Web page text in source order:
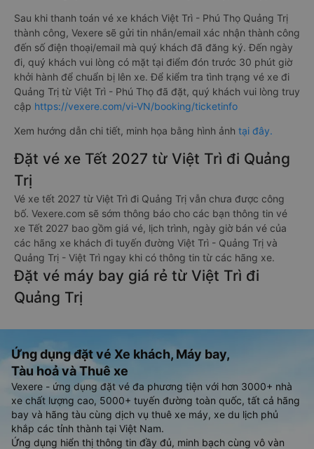
Sau khi thanh toán vé xe khách Việt Trì - Phú Thọ Quảng Trị
thành công, Vexere sẽ gửi tin nhắn/email xác nhận thành công
đến số điện thoại/email mà quý khách đã đăng ký. Đến ngày
đi, quý khách vui lòng có mặt tại điểm đón trước 30 phút giờ
khởi hành để chuẩn bị lên xe. Để kiểm tra tình trạng vé xe đi
Quảng Trị từ Việt Trì - Phú Thọ đã đặt, quý khách vui lòng truy
cập https://vexere.com/vi-VN/booking/ticketinfo
Xem hướng dẫn chi tiết, minh họa bằng hình ảnh tại đây.
Đặt vé xe Tết 2027 từ Việt Trì đi Quảng
Trị
Vé xe tết 2027 từ Việt Trì đi Quảng Trị vẫn chưa được công
bố. Vexere.com sẽ sớm thông báo cho các bạn thông tin vé
xe Tết 2027 bao gồm giá vé, lịch trình, ngày giờ bán vé của
các hãng xe khách đi tuyến đường Việt Trì - Quảng Trị và
Quảng Trị - Việt Trì ngay khi có thông tin từ các hãng xe.
Đặt vé máy bay giá rẻ từ Việt Trì đi
Quảng Trị
Ứng dụng đặt vé Xe khách, Máy bay,
Tàu hoả và Thuê xe
Vexere - ứng dụng đặt vé đa phương tiện với hơn 3000+ nhà
xe chất lượng cao, 5000+ tuyến đường toàn quốc, tất cả hãng
bay và hãng tàu cùng dịch vụ thuê xe máy, xe du lịch phủ
khắp các tỉnh thành tại Việt Nam.
Ứng dụng hiển thị thông tin đầy đủ, minh bạch cùng vô vàn